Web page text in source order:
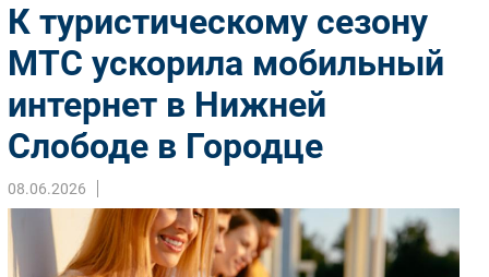
Импорто­замещение
Автоматизация Промышленности
Интернет
Мобильная связь
Фиксированная связь
Интеграция
Рынок ПК
Маркетинг
К туристическому сезону
МТС ускорила мобильный
интернет в Нижней
Слободе в Городце
08.06.2026